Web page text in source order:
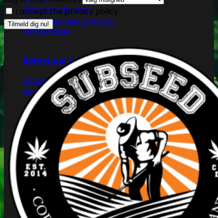
Plantepotter i stof
Almindelige plantepotter
Plastikbakker
Reflektorer & tilbehør
HPS/MH/CFL
Refleksivt mylar/folie
Forspiring og plantestart
Root!t
Root Riot
Jiffy disks
Eazy Plugs
Grodan
Efterbehandling
I accept the privacy policy